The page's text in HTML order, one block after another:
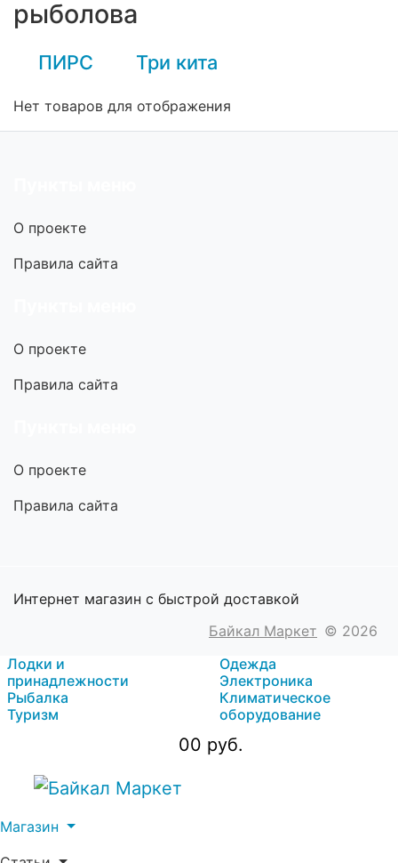
рыболова
ПИРС Три кита
Нет товаров для отображения
О проекте
Правила сайта
О проекте
Правила сайта
О проекте
Правила сайта
Интернет магазин с быстрой доставкой
Байкал Маркет © 2026
Лодки и
принадлежности
Рыбалка
Туризм
Одежда
Электроника
Климатическое
оборудование
00 руб.
Магазин